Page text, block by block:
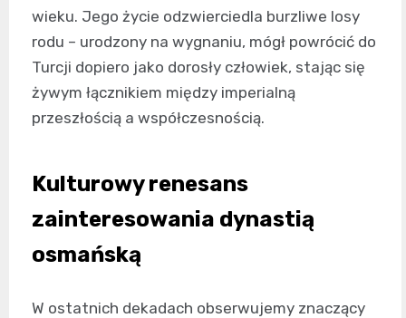
wieku. Jego życie odzwierciedla burzliwe losy
rodu – urodzony na wygnaniu, mógł powrócić do
Turcji dopiero jako dorosły człowiek, stając się
żywym łącznikiem między imperialną
przeszłością a współczesnością.
Kulturowy renesans
zainteresowania dynastią
osmańską
W ostatnich dekadach obserwujemy znaczący